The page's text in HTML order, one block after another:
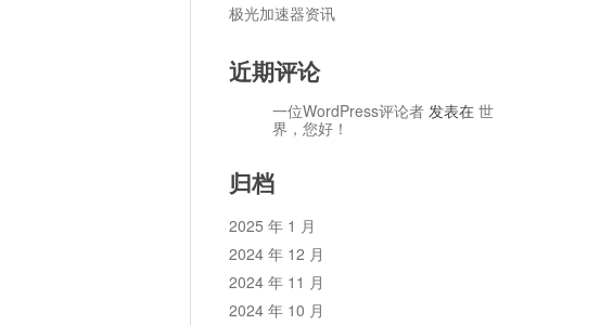
极光加速器资讯
近期评论
一位WordPress评论者 发表在 世
界，您好！
归档
2025 年 1 月
2024 年 12 月
2024 年 11 月
2024 年 10 月